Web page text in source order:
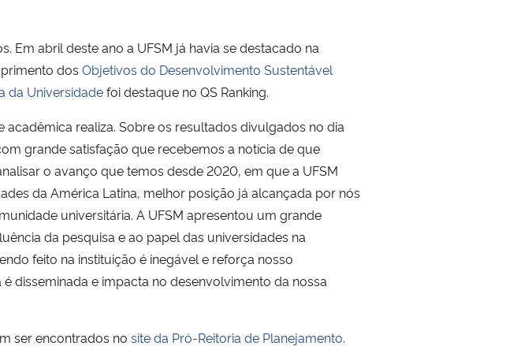
Em abril deste ano a UFSM já havia se destacado na
dos Objetivos do Desenvolvimento Sustentável
da Universidadefoi destaque no QS Ranking.
realiza. Sobre os resultados divulgados no dia
grande satisfação que recebemos a notícia de que
o avanço que temos desde 2020, em que a UFSM
da América Latina, melhor posição já alcançada por nós
universitária. A UFSM apresentou um grande
da pesquisa e ao papel das universidades na
feito na instituição é inegável e reforça nosso
disseminada e impacta no desenvolvimento da nossa
ser encontrados no site da Pró-Reitoria de Planejamento.